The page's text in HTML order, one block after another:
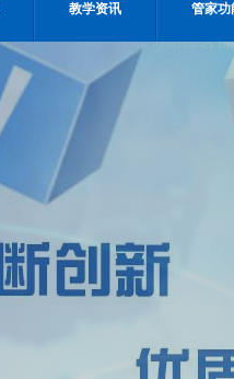
教学资讯 管家功